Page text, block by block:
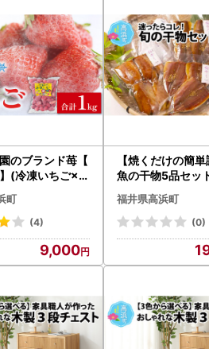
のブランド苺【
(冷凍いちご×1
町
(4)
9,000
【焼くだけの簡
魚の干物5品セッ
干物 長持ち
福井県高浜町
(0)